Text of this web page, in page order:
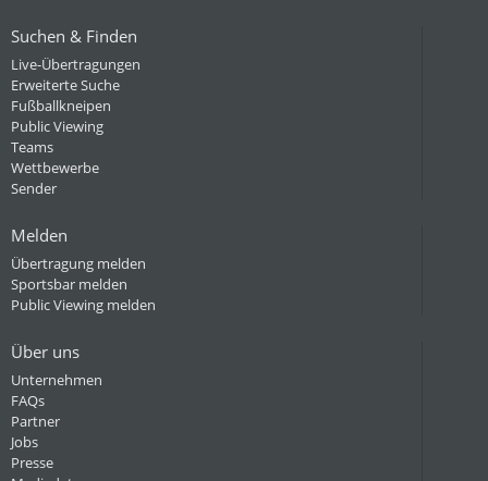
Suchen & Finden
Live-Übertragungen
Erweiterte Suche
Fußballkneipen
Public Viewing
Teams
Wettbewerbe
Sender
Melden
Übertragung melden
Sportsbar melden
Public Viewing melden
Über uns
Unternehmen
FAQs
Partner
Jobs
Presse